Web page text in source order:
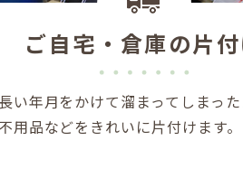
ご自宅・倉庫の片
長い年月をかけて溜まってしまった
不用品などをきれいに片付けます。